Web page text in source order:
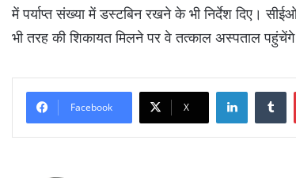
में पर्याप्त संख्या में डस्टबिन रखने के भी निर्देश दिए।
भी तरह की शिकायत मिलने पर वे तत्काल अस्पताल पहुंचेंगे
Facebook X